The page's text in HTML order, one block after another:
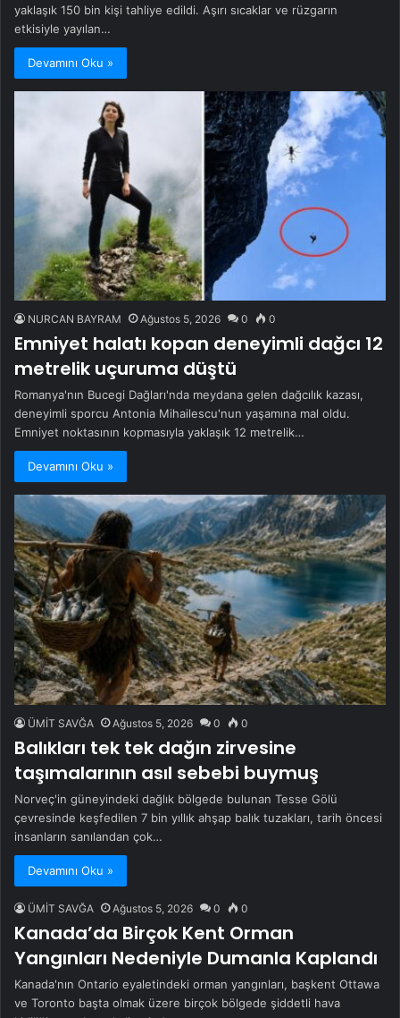
yaklaşık 150 bin kişi tahliye edildi. Aşırı sıcaklar ve rüzgarın
etkisiyle yayılan…
Devamını Oku »
NURCAN BAYRAM Ağustos 5, 2026 0 0
Emniyet halatı kopan deneyimli dağcı 12
metrelik uçuruma düştü
Romanya'nın Bucegi Dağları'nda meydana gelen dağcılık kazası,
deneyimli sporcu Antonia Mihailescu'nun yaşamına mal oldu.
Emniyet noktasının kopmasıyla yaklaşık 12 metrelik…
Devamını Oku »
ÜMİT SAVĞA Ağustos 5, 2026 0 0
Balıkları tek tek dağın zirvesine
taşımalarının asıl sebebi buymuş
Norveç'in güneyindeki dağlık bölgede bulunan Tesse Gölü
çevresinde keşfedilen 7 bin yıllık ahşap balık tuzakları, tarih öncesi
insanların sanılandan çok…
Devamını Oku »
ÜMİT SAVĞA Ağustos 5, 2026 0 0
Kanada’da Birçok Kent Orman
Yangınları Nedeniyle Dumanla Kaplandı
Kanada'nın Ontario eyaletindeki orman yangınları, başkent Ottawa
ve Toronto başta olmak üzere birçok bölgede şiddetli hava